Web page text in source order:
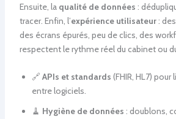
Ensuite, la qualité de données :
tracer. Enfin, l’expérience utilisateur:
des écrans épurés, peu de clics, des
respectent le rythme réel du cabinet ou
🔗 APIs et standards (FHIR, HL7)
entre logiciels.
🧹 Hygiène de données : doublons,